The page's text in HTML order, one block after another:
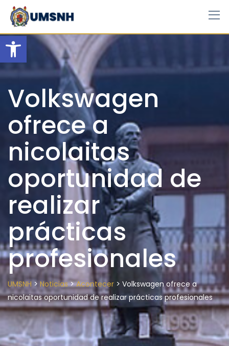
Open toolbar
Skip
content
Volkswagen
ofrece a
nicolaitas
oportunidad de
realizar
prácticas
profesionales
UMSNH > Noticias>Acontecer > Volkswagen ofrece a
nicolaitas oportunidad de realizar prácticas profesionales